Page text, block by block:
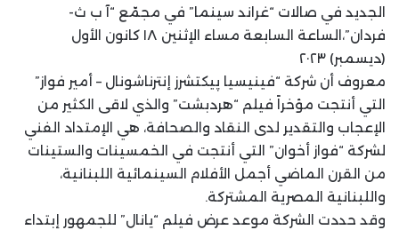
الجديد في صالات “غراند سينما” في مجمّع “آ ب ث-
فردان”،الساعة السابعة مساء الإثنين ١٨ كانون الأول
(ديسمبر) ٢٠٢٣
معروف أن شركة “فينيسيا پيكتشرز إنترناشونال – أمير فواز”
التي أنتجت مؤخراً فيلم “هردبشت” والذي لاقى الكثير من
الإعجاب والتقدير لدى النقاد والصحافة، هي الإمتداد الفني
لشركة “فواز أخوان” التي أنتجت في الخمسينات والستينات
من القرن الماضي أجمل الأفلام السينمائية اللبنانية،
واللبنانية المصرية المشتركة.
وقد حددت الشركة موعد عرض فيلم “يانال” للجمهور إبتداء